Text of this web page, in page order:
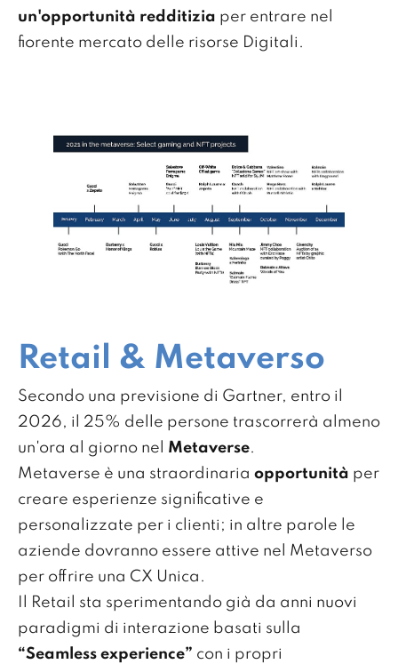
un'opportunità redditizia per entrare nel
fiorente mercato delle risorse Digitali.
Retail & Metaverso
Secondo una previsione di Gartner, entro il
2026, il 25% delle persone trascorrerà almeno
un'ora al giorno nel Metaverse.
Metaverse è una straordinaria opportunità per
creare esperienze significative e
personalizzate per i clienti; in altre parole le
aziende dovranno essere attive nel Metaverso
per offrire una CX Unica.
Il Retail sta sperimentando già da anni nuovi
paradigmi di interazione basati sulla
“Seamless experience” con i propri